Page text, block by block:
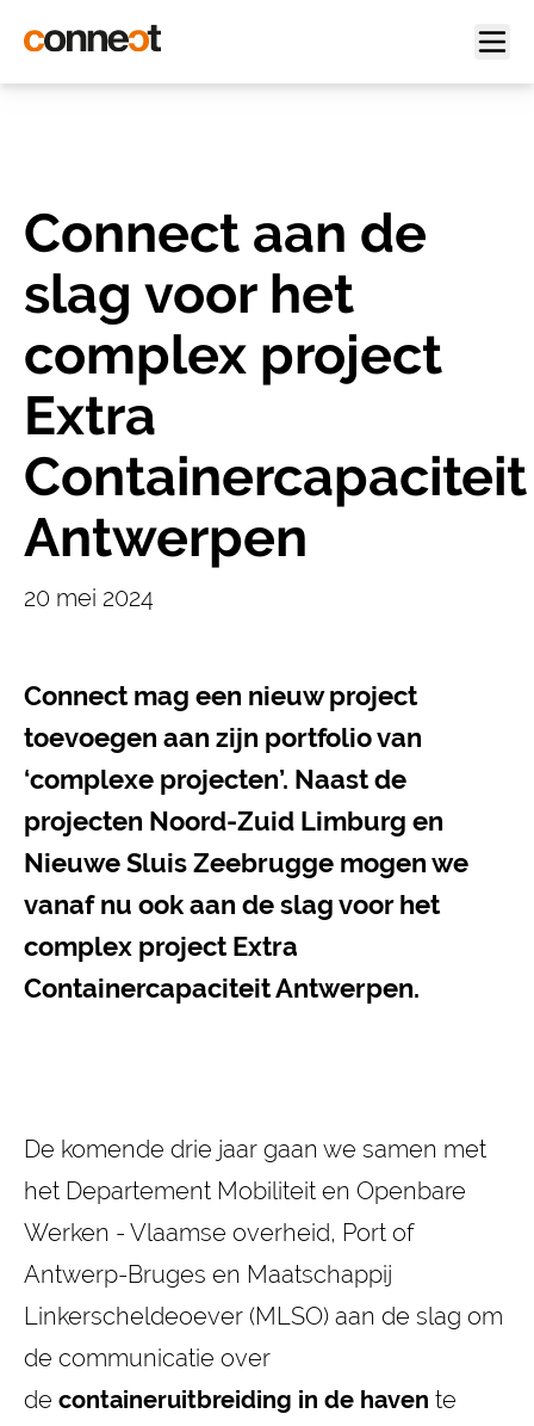
Connect aan de
slag voor het
complex project
Extra
Containercapaciteit
Antwerpen
20 mei 2024
Connect mag een nieuw project
toevoegen aan zijn portfolio van
‘complexe projecten’. Naast de
projecten Noord-Zuid Limburg en
Nieuwe Sluis Zeebrugge mogen we
vanaf nu ook aan de slag voor het
complex project Extra
Containercapaciteit Antwerpen.
De komende drie jaar gaan we samen met
het Departement Mobiliteit en Openbare
Werken - Vlaamse overheid, Port of
Antwerp-Bruges en Maatschappij
Linkerscheldeoever (MLSO) aan de slag om
de communicatie over
de containeruitbreiding in de haven te